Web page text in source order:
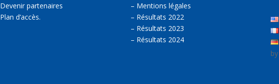
Devenir partenaires
Plan d’accès.
– Mentions légales
– Résultats 2022
– Résultats 2023
– Résultats 2024
by